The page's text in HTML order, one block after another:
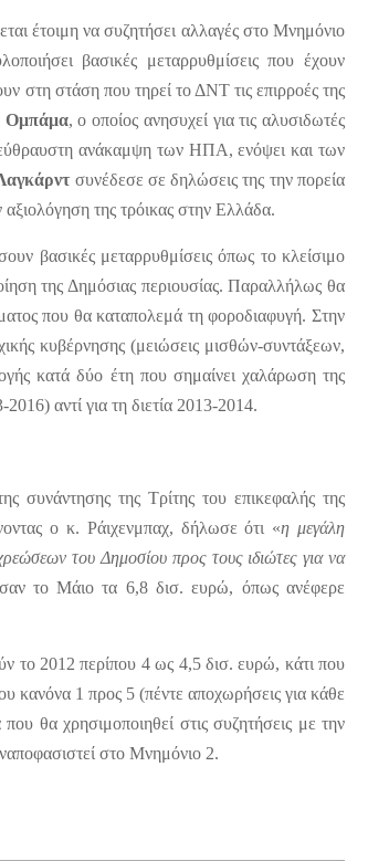
έτοιμη να συζητήσει αλλαγές στο Μνημόνιο
βασικές μεταρρυθμίσεις που έχουν
στη στάση που τηρεί το ΔΝΤ τις επιρροές της
, ο οποίος ανησυχεί για τις αλυσιδωτές
εύθραυστη ανάκαμψη των ΗΠΑ, ενόψει και των
συνέδεσε σε δηλώσεις της την πορεία
της τρόικας στην Ελλάδα.
βασικές μεταρρυθμίσεις όπως το κλείσιμο
της Δημόσιας περιουσίας. Παραλλήλως θα
που θα καταπολεμά τη φοροδιαφυγή. Στην
κυβέρνησης (μειώσεις μισθών-συντάξεων,
κατά δύο έτη που σημαίνει χαλάρωση της
αντί για τη διετία 2013-2014.
συνάντησης της Τρίτης του επικεφαλής της
ο κ. Ράιχενμπαχ, δήλωσε ότι «η μεγάλη
του Δημοσίου προς τους ιδιώτες για να
το Μάιο τα 6,8 δισ. ευρώ, όπως ανέφερε
το 2012 περίπου 4 ως 4,5 δισ. ευρώ, κάτι που
κανόνα 1 προς 5 (πέντε αποχωρήσεις για κάθε
θα χρησιμοποιηθεί στις συζητήσεις με την
στο Μνημόνιο 2.